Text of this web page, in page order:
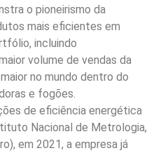
o pioneirismo da
mais eficientes em
incluindo
volume de vendas da
no mundo dentro do
e fogões.
de eficiência energética
Nacional de Metrologia,
em 2021, a empresa já